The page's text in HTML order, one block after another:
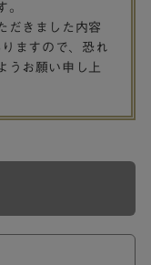
。
だきました内容
ますので、恐れ
うお願い申し上